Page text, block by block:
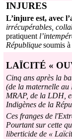
INJURES
L’injure est, avec
irrécupérables,
pratiquent
Républiquesoumis à
LAÏCITÉ «
Cinq ans après la
(de la maternelle au
MRAP, de la LDH,
Indigènes de la
Ces franges de
Pourtant sur cette
liberticide de «